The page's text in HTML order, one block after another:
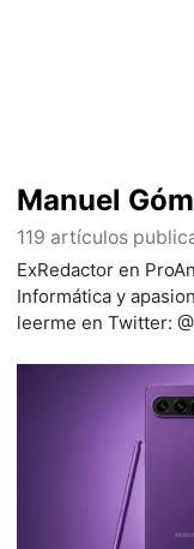
Manuel
119 artículos
ExRedactor en
Informática y
leerme en Twitter: